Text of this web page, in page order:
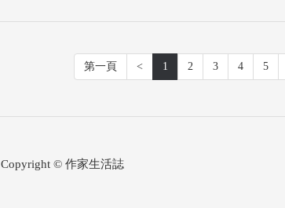
第一頁 < 1 2 3 4 5
Copyright © 作家生活誌